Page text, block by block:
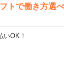
トで働き方選
OK！